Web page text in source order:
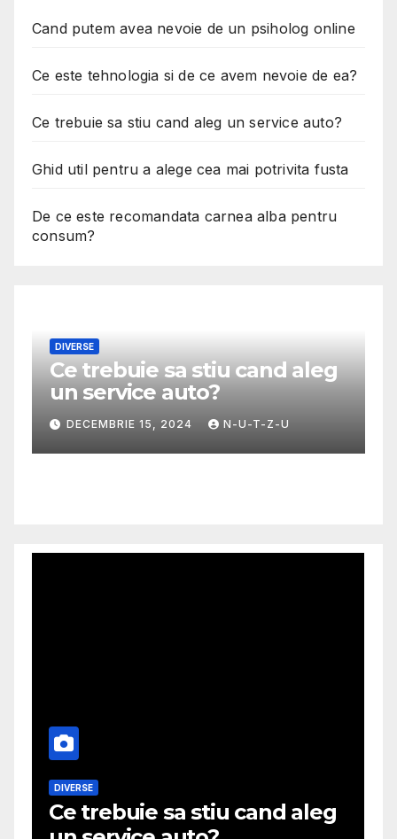
Cand putem avea nevoie de un psiholog online
Ce este tehnologia si de ce avem nevoie de ea?
Ce trebuie sa stiu cand aleg un service auto?
Ghid util pentru a alege cea mai potrivita fusta
De ce este recomandata carnea alba pentru
consum?
DIVERSE
Ce trebuie sa stiu cand aleg
un service auto?
DECEMBRIE 15, 2024 N-U-T-Z-U
DIVERSE
Ce trebuie sa stiu cand aleg